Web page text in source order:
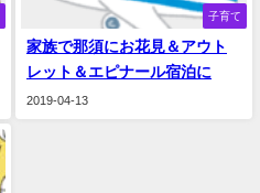
子育て
家族で那須にお花見＆アウト
レット＆エピナール宿泊に
2019-04-13